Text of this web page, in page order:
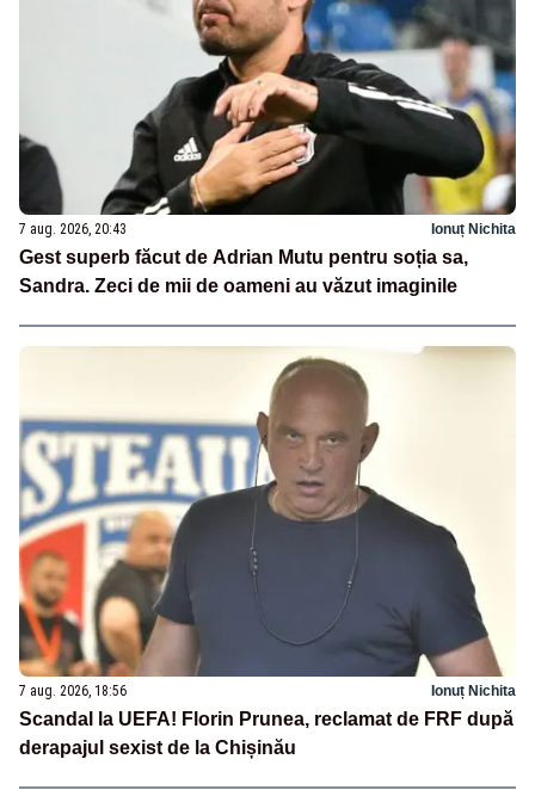
7 aug. 2026, 20:43 Ionuț Nichita
Gest superb făcut de Adrian Mutu pentru soția sa,
Sandra. Zeci de mii de oameni au văzut imaginile
7 aug. 2026, 18:56 Ionuț Nichita
Scandal la UEFA! Florin Prunea, reclamat de FRF după
derapajul sexist de la Chișinău